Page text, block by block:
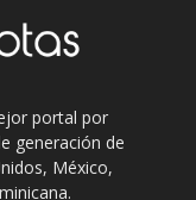
portal por
generación de
México,